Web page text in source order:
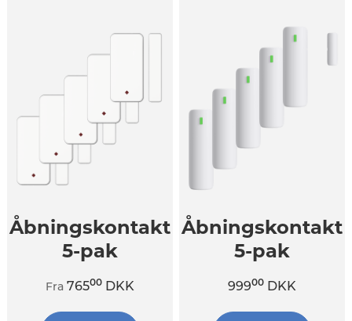
Åbningskontakt
5-pak
Fra 76500DKK
Åbningskontakt
5-pak
99900 DKK